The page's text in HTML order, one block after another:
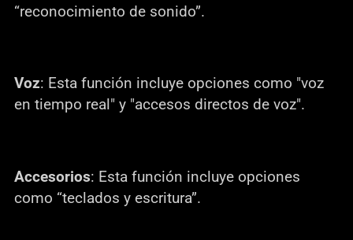
“reconocimiento de sonido”.
Voz: Esta función incluye opciones como "voz
en tiempo real" y "accesos directos de voz".
Accesorios: Esta función incluye opciones
como “teclados y escritura”.